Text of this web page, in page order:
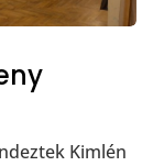
Kimlén